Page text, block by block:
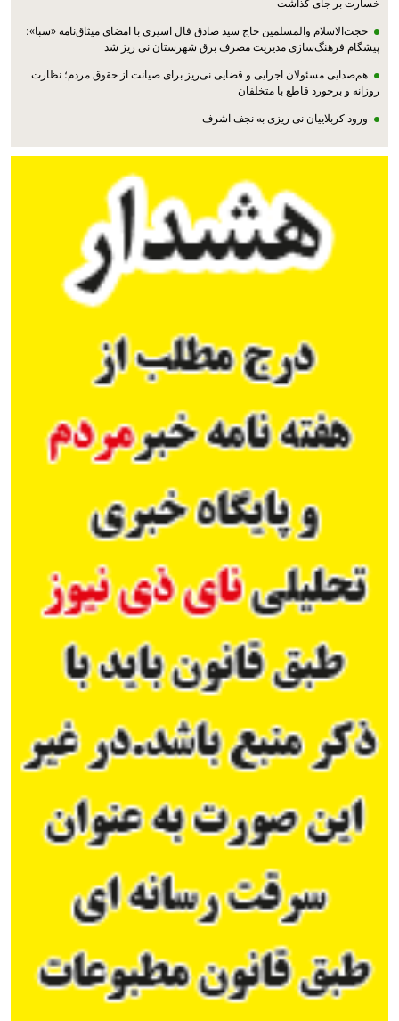
خسارت بر جای گذاشت
حجت‌الاسلام والمسلمین حاج سید صادق فال اسیری با امضای میثاق‌نامه «سبا»؛
پیشگام فرهنگ‌سازی مدیریت مصرف برق شهرستان نی ریز شد
هم‌صدایی مسئولان اجرایی و قضایی نی‌ریز برای صیانت از حقوق مردم؛ نظارت
روزانه و برخورد قاطع با متخلفان
ورود کربلاییان نی ریزی به نجف اشرف